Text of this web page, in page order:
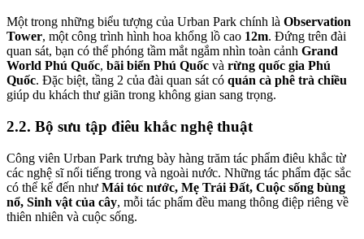
Một trong những biểu tượng của Urban Park chính là Observation
Tower, một công trình hình hoa khổng lồ cao 12m. Đứng trên đài
quan sát, bạn có thể phóng tầm mắt ngắm nhìn toàn cảnh Grand
World Phú Quốc, bãi biển Phú Quốc và rừng quốc gia Phú
Quốc. Đặc biệt, tầng 2 của đài quan sát có quán cà phê trà chiều
giúp du khách thư giãn trong không gian sang trọng.
2.2. Bộ sưu tập điêu khắc nghệ thuật
Công viên Urban Park trưng bày hàng trăm tác phẩm điêu khắc từ
các nghệ sĩ nổi tiếng trong và ngoài nước. Những tác phẩm đặc sắc
có thể kể đến như Mái tóc nước, Mẹ Trái Đất, Cuộc sống bùng
nổ, Sinh vật của cây, mỗi tác phẩm đều mang thông điệp riêng về
thiên nhiên và cuộc sống.